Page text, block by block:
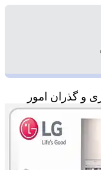
و گذران امور